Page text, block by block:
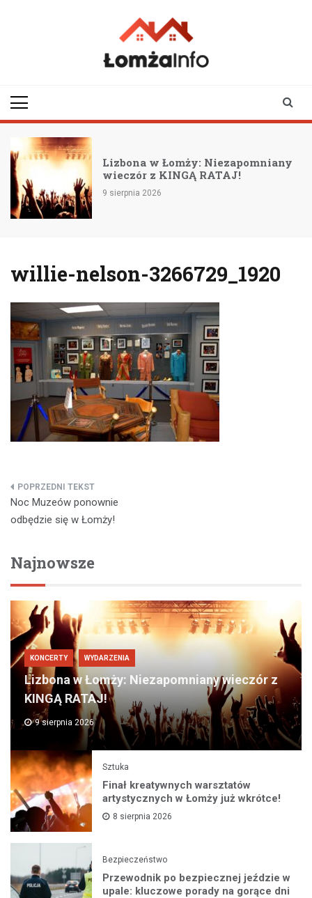
Lizbona w Łomży: Niezapomniany
wieczór z KINGĄ RATAJ!
9 sierpnia 2026
willie-nelson-3266729_1920
Nawigacja
wpisu
Noc Muzeów ponownie
odbędzie się w Łomży!
Najnowsze
KONCERTY WYDARZENIA
Lizbona w Łomży: Niezapomniany wieczór z
KINGĄ RATAJ!
9 sierpnia 2026
Sztuka
Finał kreatywnych warsztatów
artystycznych w Łomży już wkrótce!
8 sierpnia 2026
Bezpieczeństwo
Przewodnik po bezpiecznej jeździe w
upale: kluczowe porady na gorące dni